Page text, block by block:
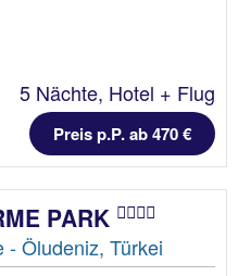
5 Nächte, Hotel + Flug
Preis p.P. ab 470 €
PARK
Öludeniz, Türkei